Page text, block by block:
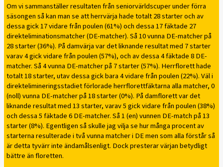
Om vi sammanställer resultaten från seniorvärldscuper under förra
säsongen så kan man se att herrvärja hade totalt 28 starter och av
dessa gick 17 vidare från poulen (61%) och dessa 17 fäktade 27
direkteliminationsmatcher (DE-matcher). Så 10 vunna DE-matcher på
28 starter (36%). På damvärja var det liknande resultat med 7 starter
varav 4 gick vidare från poulen (57%), och av dessa 4 fäktade 8 DE-
matcher. Så 4 vunna DE-matcher på 7 starter (57%). Herrflorett hade
totalt 18 starter, utav dessa gick bara 4 vidare från poulen (22%). Väl i
direktelimineringsstadiet förlorade herrflorettfäktarna alla matcher, 0
(noll) vunna DE-matcher på 18 starter (0%). På damflorett var det
liknande resultat med 13 starter, varav 5 gick vidare från poulen (38%)
och dessa 5 fäktade 6 DE-matcher. Så 1 (en) vunnen DE-match på 13
starter (8%). Egentligen så skulle jag vilja se hur många procent av
starterna resulterade i två vunna matcher i DE men som alla förstår så
är detta tyvärr inte ändamålsenligt. Dock presterar värjan betydligt
bättre än floretten.